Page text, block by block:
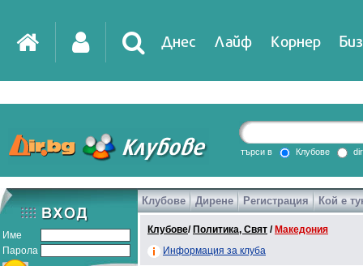
Днес Лайф Корнер
DirTV Impressio
Games
търси в Клубове
Име
Парола
Клубове Дирене Регистрация Кой е
Клубове/ Политика, Свят / Македония
Информация за клуба